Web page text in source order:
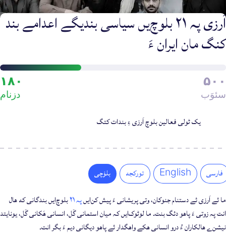
اَرزی پہ ۲۱ بلوچ‌یں سیاسی بندیگے اعدامے بند
کنگ مان ایران ءَ
دیمروی
۱۸۰
دزنام
۵۰۰
سئوَب
یک ٹولی فعالین بلوچ اَرزی ءِ بندات کتگ
فارسی English تورکجه
بلۏچی
ما ئے اَرزی ئے دستنام جنوکان، وتی پریشانی ءَ پیش کن‌ایںپہ ۲۱ بلوچ‌ایں بندگانی که ھال
انت پہ زوتی ءَ پاھو دئگ بنت۔ ما لوٹوک‌ایں کہ میان استمانی گَل، انسانی ھَکانی گَل، یونایتد
نیشن‌ے ھالکاران ءُ درو انسانی ھکے واھگدار ئے پاھو دیگانی دیم ءَ بگر انت۔